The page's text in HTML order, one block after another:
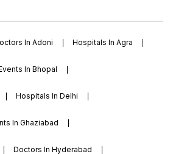
In Adoni Hospitals In Agra
In Bhopal
Hospitals In Delhi
In Ghaziabad
Doctors In Hyderabad